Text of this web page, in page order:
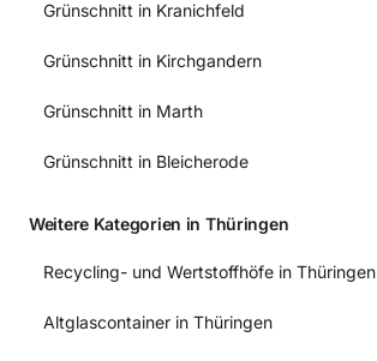
Grünschnitt in Kranichfeld
Grünschnitt in Kirchgandern
Grünschnitt in Marth
Grünschnitt in Bleicherode
Weitere Kategorien in Thüringen
Recycling- und Wertstoffhöfe in Thüringen
Altglascontainer in Thüringen